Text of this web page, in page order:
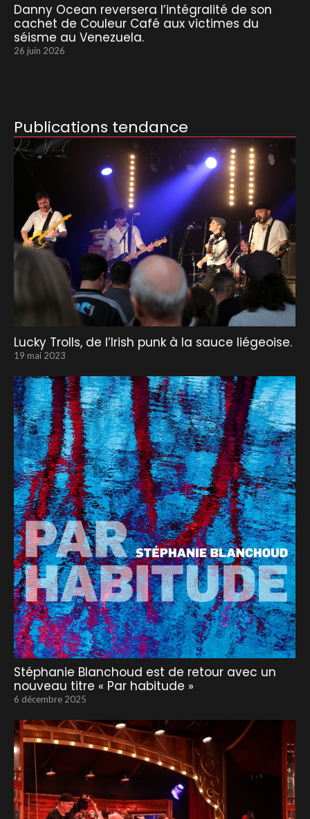
Danny Ocean reversera l’intégralité de son
cachet de Couleur Café aux victimes du
séisme au Venezuela.
26 juin 2026
Publications tendance
Lucky Trolls, de l’Irish punk à la sauce liégeoise.
19 mai 2023
Stéphanie Blanchoud est de retour avec un
nouveau titre « Par habitude »
6 décembre 2025